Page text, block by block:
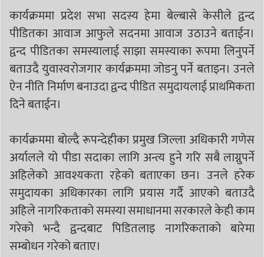
कार्यक्रममा प्रदेश सभा सदस्य हेमा बेल्बासे केसीले द्वन्द
पीडितका आवाज आफुले सदनमा आवाज उठाउने बताईन।
द्वन्द पीडितका समस्यालाई साझा समस्याका रूपमा लिनुपर्ने
बताउदै युवास्वरोजगार कार्यक्रममा जोडनु पर्ने बताइन। उनले
ऐन नीति निर्माण बनाउदा द्वन्द पीडित समुदायलाई प्राथमिकता
दिने बताईन।
कार्यक्रममा बोल्दै रूपन्देहीका प्रमुख जिल्ला अधिकारी गणेस
अर्यालले यो पीडा सदाका लागि अन्त्य हुने गरि सबै लाग्नुपर्ने
अहिलेको आवश्यकता रहेको बताएका छन। उनले हरेक
समुदायका अधिकारका लागि प्रयास गर्दै आएको बताउदै
अहिले नागरिकताको समस्या समाधानमा सरकारले केही काम
गरेको भन्दै द्वन्दबाट पिडितलाइ नागरिकताको बारेमा
सम्बोधन गरेको बताए।